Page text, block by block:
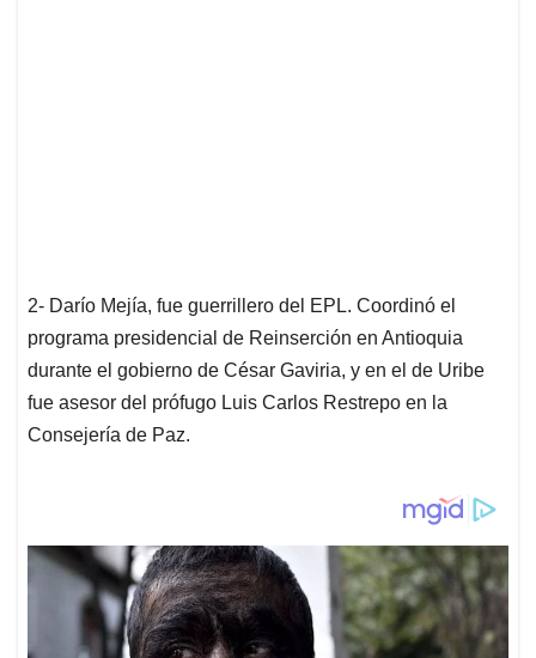
2- Darío Mejía, fue guerrillero del EPL. Coordinó el
programa presidencial de Reinserción en Antioquia
durante el gobierno de César Gaviria, y en el de Uribe
fue asesor del prófugo Luis Carlos Restrepo en la
Consejería de Paz.